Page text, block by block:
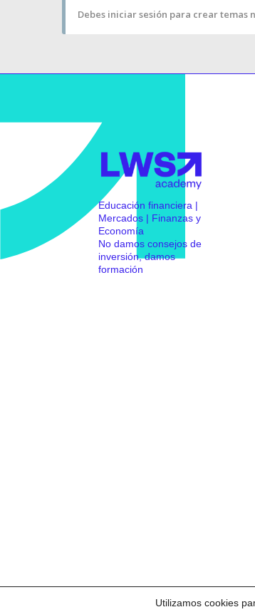
Debes iniciar sesión para crear temas
Educación financiera |
Mercados | Finanzas y
Economía
No damos consejos de
inversión, damos
formación
Utilizamos cookies